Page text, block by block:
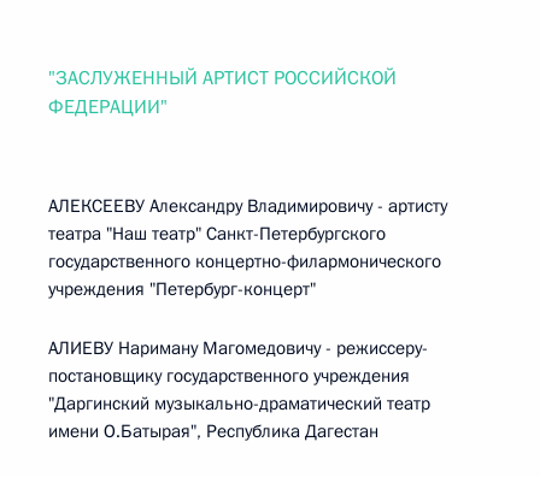
"ЗАСЛУЖЕННЫЙ АРТИСТ РОССИЙСКОЙ
ФЕДЕРАЦИИ"
АЛЕКСЕЕВУ Александру Владимировичу - артисту
театра "Наш театр" Санкт-Петербургского
государственного концертно-филармонического
учреждения "Петербург-концерт"
АЛИЕВУ Нариману Магомедовичу - режиссеру-
постановщику государственного учреждения
"Даргинский музыкально-драматический театр
имени О.Батырая", Республика Дагестан